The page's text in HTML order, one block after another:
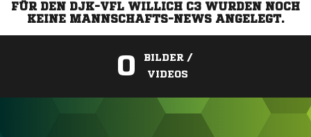
FÜR DEN DJK-VFL WILLICH C3 WURDEN NOCH
KEINE MANNSCHAFTS-NEWS ANGELEGT.
0
BILDER /
VIDEOS